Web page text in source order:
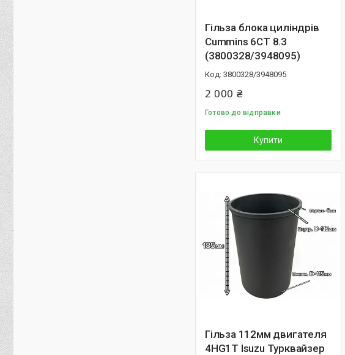
Гільза блока циліндрів
Cummins 6CT 8.3
(3800328/3948095)
3800328/3948095
2 000 ₴
Готово до відправки
Купити
Гільза 112мм двигателя
4HG1T Isuzu Турквайзер